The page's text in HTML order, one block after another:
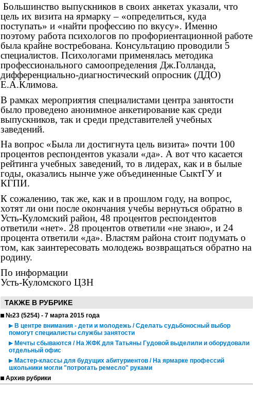
Большинство выпускников в своих анкетах указали, что
цель их визита на ярмарку – «определиться, куда
поступать» и «найти профессию по вкусу». Именно
поэтому работа психологов по профориентационной работе
была крайне востребована. Консультацию проводили 5
специалистов. Психологами применялась методика
профессионального самоопределения Дж.Голланда,
дифференциально-диагностический опросник (ДДО)
Е.А.Климова.
В рамках мероприятия специалистами центра занятости
было проведено анонимное анкетирование как среди
выпускников, так и среди представителей учебных
заведений.
На вопрос «Была ли достигнута цель визита» почти 100
процентов респондентов указали «да». А вот что касается
рейтинга учебных заведений, то в лидерах, как и в былые
годы, оказались нынче уже объединенные СыктГУ и
КГПИ.
К сожалению, так же, как и в прошлом году, на вопрос,
хотят ли они после окончания учебы вернуться обратно в
Усть-Куломский район, 48 процентов респондентов
ответили «нет». 28 процентов ответили «не знаю», и 24
процента ответили «да». Властям района стоит подумать о
том, как заинтересовать молодежь возвращаться обратно на
родину.
По информации
Усть-Куломского ЦЗН
ТАКЖЕ В РУБРИКЕ
№23 (5254) - 7 марта 2015 года
В центре внимания - дети и молодежь / Сделать судьбоносный выбор
помогут специалисты службы занятости
Мечты сбываются / На ЖФК для Татьяны Гудовой выделили и оборудовали
отдельный офис
Мастер-классы для будущих абитуриентов / На ярмарке профессий
школьники могли "потрогать ремесло" руками
Архив рубрики